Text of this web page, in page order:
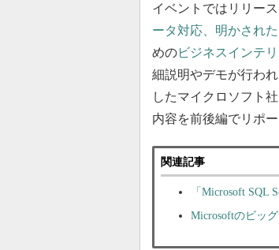
イベントではリリース
ータ対応、明かされた
めのビジネスインテ
細説明やデモが行わ
したマイクロソフト
内容を前後編でリポー
関連記事
「Microsoft SQL
Microsoftのビッ